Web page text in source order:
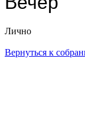
Лично
Вернуться к